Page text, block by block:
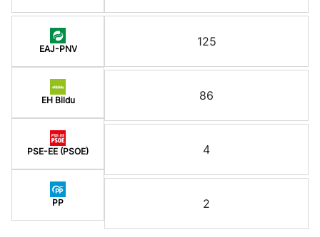
EAJ-PNV
EH Bildu
PSE-EE (PSOE)
PP
125
86
4
2